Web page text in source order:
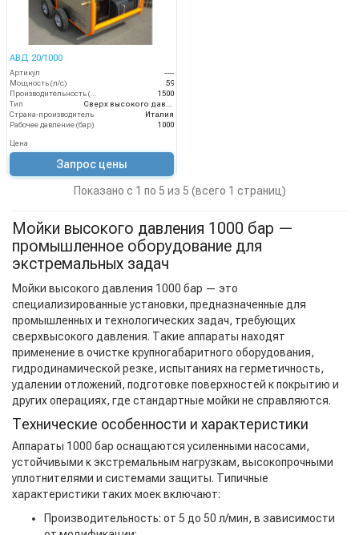
АВД 20/1000
Артикул
----
Мощность (л/с)
59
Производительность (л/ч)
1500
Тип
Сверх высокого давления
Страна-производитель
Италия
Рабочее давление (бар)
1000
Цена
Запрос цены
Показано с 1 по 5 из 5 (всего 1 страниц)
Мойки высокого давления 1000 бар —
промышленное оборудование для
экстремальных задач
Мойки высокого давления 1000 бар — это
специализированные установки, предназначенные для
промышленных и технологических задач, требующих
сверхвысокого давления. Такие аппараты находят
применение в очистке крупногабаритного оборудования,
гидродинамической резке, испытаниях на герметичность,
удалении отложений, подготовке поверхностей к покрытию и
других операциях, где стандартные мойки не справляются.
Технические особенности и характеристики
Аппараты 1000 бар оснащаются усиленными насосами,
устойчивыми к экстремальным нагрузкам, высокопрочными
уплотнителями и системами защиты. Типичные
характеристики таких моек включают:
Производительность: от 5 до 50 л/мин, в зависимости